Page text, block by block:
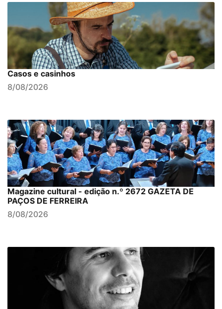
Casos e casinhos
8/08/2026
Magazine cultural - edição n.º 2672 GAZETA DE
PAÇOS DE FERREIRA
8/08/2026